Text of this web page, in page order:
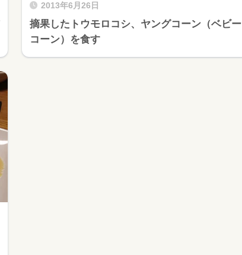
2013年6月26日
摘果したトウモロコシ、ヤングコーン（ベビー
コーン）を食す